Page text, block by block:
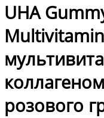
UHA
розового